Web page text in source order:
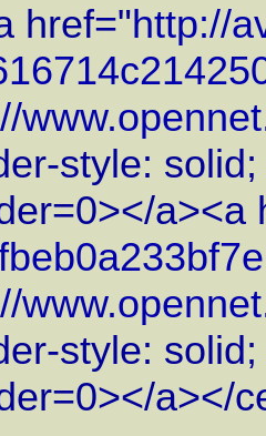
href="http://
style:
a><a
style:
a></